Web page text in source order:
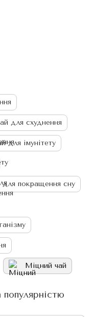
для схуднення
для імунітету
для покращення сну
Міцний чай
популярністю